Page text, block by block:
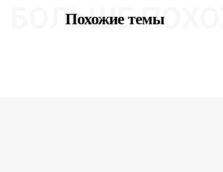
Похожие темы
БОЛЬШЕ